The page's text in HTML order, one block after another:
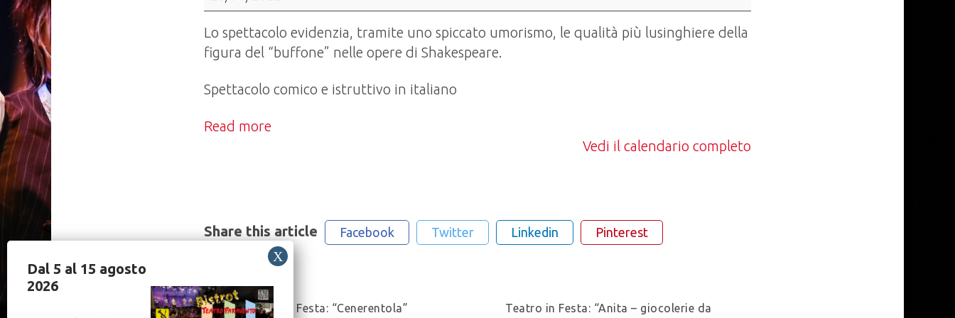
Festa:
"Di
Matti,
William
altre
Lo spettacolo evidenzia, tramite uno spiccato umorismo, le qualità più lusinghiere della
figura del “buffone” nelle opere di Shakespeare.
Spettacolo comico e istruttivo in italiano
Read more
Vedi il calendario completo
Share this article Facebook Twitter Linkedin Pinterest
PostTeatro in Festa: “Cenerentola” Teatro in Festa: “Anita – giocolerie da
Dal 5 al 15 agosto
2026